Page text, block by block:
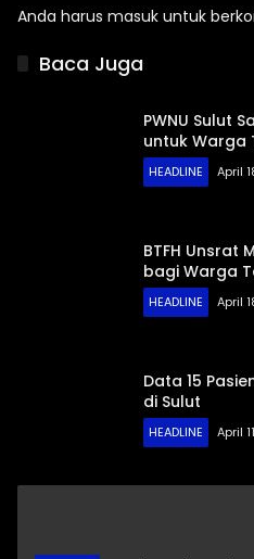
Anda harus masuk untuk
Baca Juga
PWNU Sulut
untuk Warga
HEADLINE April
BTFH Unsrat
bagi Warga
HEADLINE April
Data 15
di Sulut
HEADLINE April